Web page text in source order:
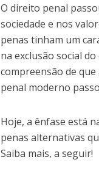
O direito penal
sociedade e nos
penas tinham um
na exclusão social
compreensão de
penal moderno
Hoje, a ênfase está
penas alternativas
Saiba mais, a seguir!